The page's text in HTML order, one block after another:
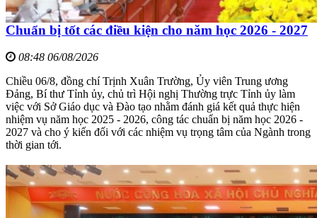
Chuẩn bị tốt các điều kiện cho năm học 2026 - 2027
08:48 06/08/2026
Chiều 06/8, đồng chí Trịnh Xuân Trường, Ủy viên Trung ương
Đảng, Bí thư Tỉnh ủy, chủ trì Hội nghị Thường trực Tỉnh ủy làm
việc với Sở Giáo dục và Đào tạo nhằm đánh giá kết quả thực hiện
nhiệm vụ năm học 2025 - 2026, công tác chuẩn bị năm học 2026 -
2027 và cho ý kiến đối với các nhiệm vụ trọng tâm của Ngành trong
thời gian tới.